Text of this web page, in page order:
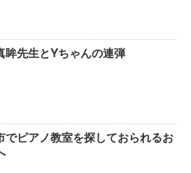
眸先生とYちゃんの連弾
でピアノ教室を探しておられるお